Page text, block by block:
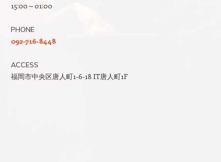
15:00～01:00
PHONE
092-716-8448
ACCESS
福岡市中央区唐人町1-6-18 IT唐人町1F